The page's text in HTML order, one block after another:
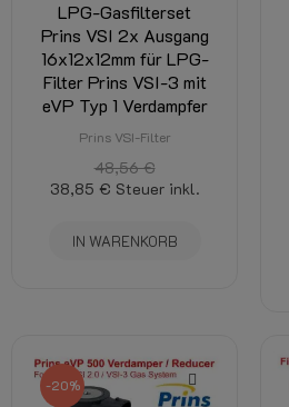
LPG-Gasfilterset
Prins VSI 2x Ausgang
16x12x12mm für LPG-
Filter Prins VSI-3 mit
eVP Typ 1 Verdampfer
Prins VSI-Filter
48,56 €
38,85 € Steuer inkl.
IN WARENKORB
-20%